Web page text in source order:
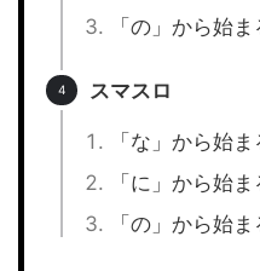
「の」から始
スマスロ
「な」から始
「に」から始
「の」から始